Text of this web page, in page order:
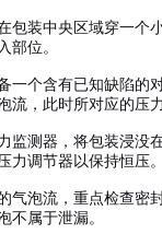
包装中央区域穿一
部位。
一个含有已知缺陷
，此时所对应的压
监测器，将包装浸
力调节器以保持恒压。
气泡流，重点检查
不属于泄漏。